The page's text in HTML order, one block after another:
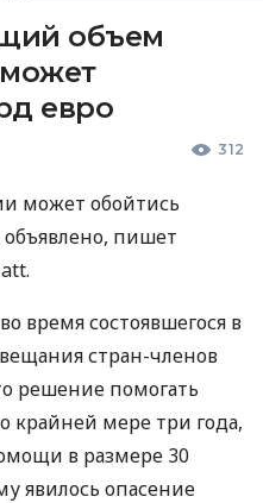
объем
евро
312
может обойтись
пишет
время состоявшегося в
стран-членов
решение помогать
мере три года,
в размере 30
явилось опасение